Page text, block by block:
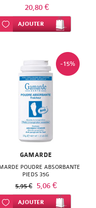
20,80 €
Ajouter à ma liste d’envie
AJOUTER
-15%
GAMARDE
POUDRE ABSORBANTE
PIEDS 35G
5,95 € 5,06 €
Ajouter à ma liste d’envie
AJOUTER